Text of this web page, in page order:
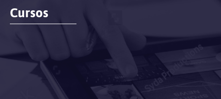
Cursos